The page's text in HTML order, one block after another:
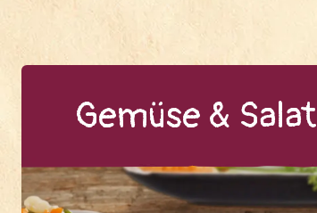
Ge­mü­se & Sa­lat